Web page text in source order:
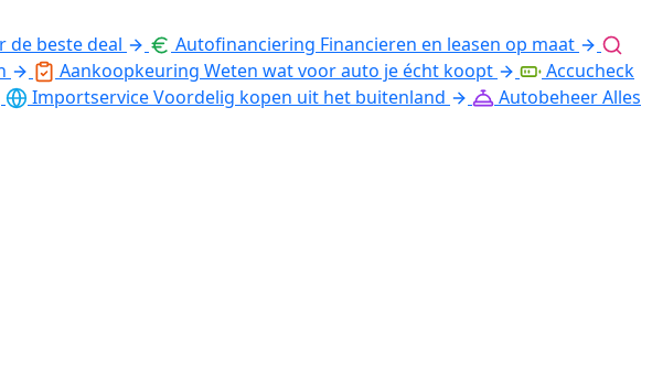
de beste deal Autofinanciering Financieren en leasen op maat
Aankoopkeuring Weten wat voor auto je écht koopt
Accucheck
ImportserviceVoordelig kopen uit het buitenland AutobeheerAlles